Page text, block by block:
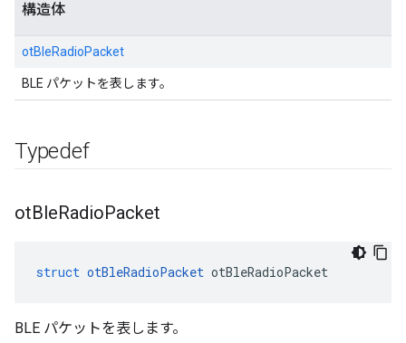
構造体
otBleRadioPacket
BLE パケットを表します。
Typedef
otBleRadioPacket
struct otBleRadioPacket otBleRadioPacket
BLE パケットを表します。